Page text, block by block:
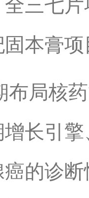
本膏
布局核
长引
的诊